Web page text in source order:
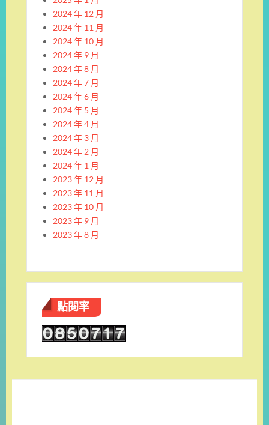
2024 年 12 月
2024 年 11 月
2024 年 10 月
2024 年 9 月
2024 年 8 月
2024 年 7 月
2024 年 6 月
2024 年 5 月
2024 年 4 月
2024 年 3 月
2024 年 2 月
2024 年 1 月
2023 年 12 月
2023 年 11 月
2023 年 10 月
2023 年 9 月
2023 年 8 月
點閱率